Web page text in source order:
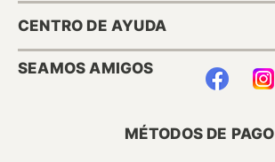
CENTRO DE AYUDA
SEAMOS AMIGOS
MÉTODOS DE PAGO